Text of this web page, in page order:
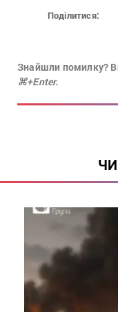
Поділитися:
Знайшли помилку?
⌘+Enter.